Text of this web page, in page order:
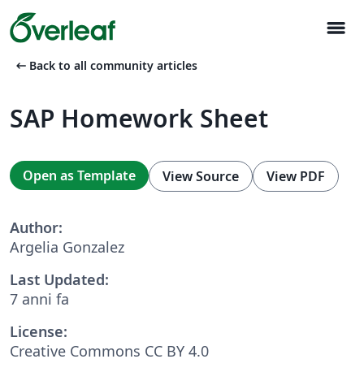
menu
arrow_left_alt Back to all community articles
SAP Homework Sheet
Open as Template View Source View PDF
Author:
Argelia Gonzalez
Last Updated:
7 anni fa
License:
Creative Commons CC BY 4.0